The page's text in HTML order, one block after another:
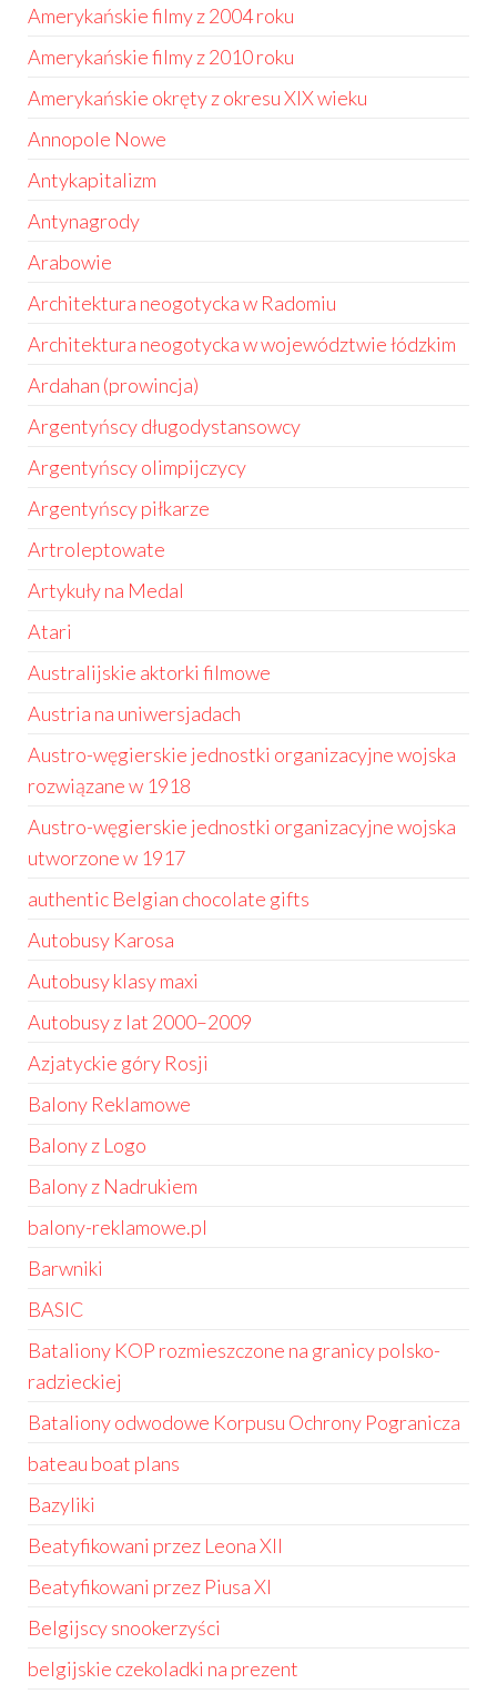
Amerykańskie filmy z 2004 roku
Amerykańskie filmy z 2010 roku
Amerykańskie okręty z okresu XIX wieku
Annopole Nowe
Antykapitalizm
Antynagrody
Arabowie
Architektura neogotycka w Radomiu
Architektura neogotycka w województwie łódzkim
Ardahan (prowincja)
Argentyńscy długodystansowcy
Argentyńscy olimpijczycy
Argentyńscy piłkarze
Artroleptowate
Artykuły na Medal
Atari
Australijskie aktorki filmowe
Austria na uniwersjadach
Austro-węgierskie jednostki organizacyjne wojska
rozwiązane w 1918
Austro-węgierskie jednostki organizacyjne wojska
utworzone w 1917
authentic Belgian chocolate gifts
Autobusy Karosa
Autobusy klasy maxi
Autobusy z lat 2000–2009
Azjatyckie góry Rosji
Balony Reklamowe
Balony z Logo
Balony z Nadrukiem
balony-reklamowe.pl
Barwniki
BASIC
Bataliony KOP rozmieszczone na granicy polsko-
radzieckiej
Bataliony odwodowe Korpusu Ochrony Pogranicza
bateau boat plans
Bazyliki
Beatyfikowani przez Leona XII
Beatyfikowani przez Piusa XI
Belgijscy snookerzyści
belgijskie czekoladki na prezent